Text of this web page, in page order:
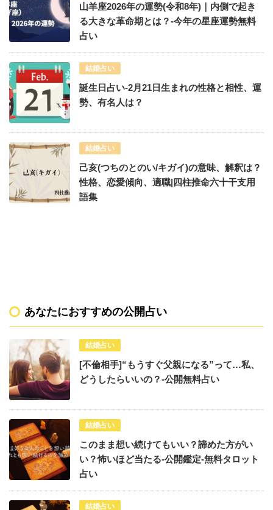
山羊座2026年の運勢(令和8年)｜内側で起き
る大きな革命期とは？-今年の星座運勢無料
占い
結婚占い
誕生日占い-2月21日生まれの性格と相性、運
勢、有名人は？
結婚占い
己亥(つちのとのい/キガイ)の意味、解釈は？
性格、恋愛傾向、適職|四柱推命六十干支用
語集
あなたにおすすめの公開占い
結婚占い
[不倫相手]“もうすぐ父親になる”って…私、
どうしたらいいの？-公開無料占い
結婚占い
このまま想い続けてもいい？諦めた方がい
い？怖いほど当たる-公開鑑定-無料タロット
占い
結婚占い